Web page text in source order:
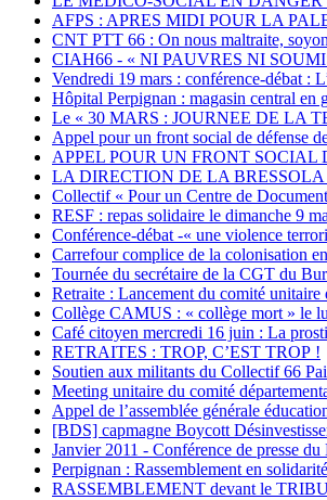
AFPS : APRES MIDI POUR LA
CNT PTT 66 : On nous maltraite,
CIAH66 - « NI PAUVRES NI
Vendredi 19 mars : conférence-débat :
Hôpital Perpignan : magasin central en
Le « 30 MARS : JOURNEE DE LA
Appel pour un front social de défense
APPEL POUR UN FRONT SOCIAL
LA DIRECTION DE LA
Collectif « Pour un Centre de
RESF : repas solidaire le dimanche 9
Conférence-débat -« une violence
Carrefour complice de la colonisation
Tournée du secrétaire de la CGT du
Retraite : Lancement du comité unitaire
Collège CAMUS : « collège mort » le
Café citoyen mercredi 16 juin : La
RETRAITES : TROP, C’EST TROP !
Soutien aux militants du Collectif 66
Meeting unitaire du comité
Appel de l’assemblée générale
[BDS] capmagne Boycott
Janvier 2011 - Conférence de presse
Perpignan : Rassemblement en
RASSEMBLEMENT devant le